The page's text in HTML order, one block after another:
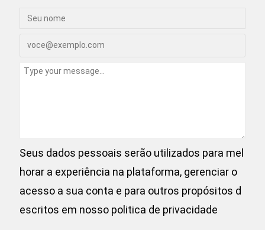
Seus dados pessoais serão utilizados para mel
horar a experiência na plataforma, gerenciar o
acesso a sua conta e para outros propósitos d
escritos em nosso politica de privacidade